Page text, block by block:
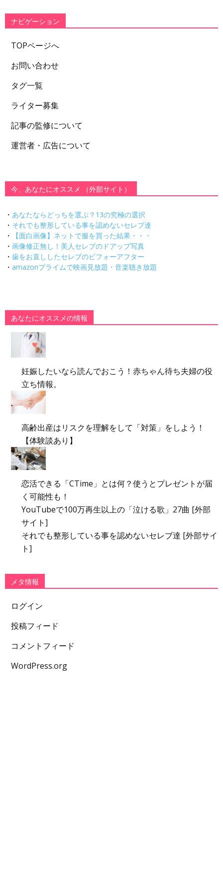
ー
ナビゲーション
TOPページへ
お問い合わせ
タグ一覧
ライター募集
記事の監修について
運営者・広告について
今、あなたにオススメ （外部サイト）
・ あなたならどっちを選ぶ？13の究極の選択
・ それでも整形している事を認めないセレブ達
・
【面白画像】ネットで服を買った結果・・・
・ 画像修正無し！美人セレブのドアップ写真
・ 歯をお直ししたセレブのビフォーアフター
・ amazonプライムで映画見放題・音楽聴き放題
あなたにオススメの情報
妊娠したいなら読んでおこう！赤ちゃん待ち夫婦の役
立ち情報。
高齢出産はリスクを理解をして「対策」をしよう！
【体験談あり】
恋活できる「CTime」とは何？使うとプレゼントが届
く可能性も！
YouTubeで100万再生以上の「泣ける歌」27曲 [外部
サイト]
それでも整形している事を認めないセレブ達 [外部サイ
ト]
メタ情報
ログイン
投稿フィード
コメントフィード
WordPress.org